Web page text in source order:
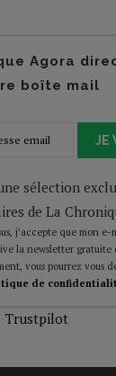
Agora
boîte mail
JE
sélection
de La
j’accepte que mon e-
la newsletter gratuite
vous pourrez vous
de
Trustpilot